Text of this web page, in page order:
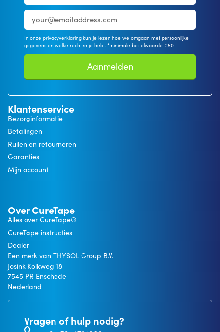
In onze privacyverklaring kun je lezen hoe we omgaan met persoonlijke
gegevens en welke rechten je hebt. *minimale bestelwaarde €50
Aanmelden
Klantenservice
Bezorginformatie
Betalingen
Ruilen en retourneren
Garanties
Mijn account
Over CureTape
Alles over CureTape®
CureTape instructies
Dealer
Een merk van THYSOL Group B.V.
Josink Kolkweg 18
7545 PR Enschede
Nederland
Vragen of hulp nodig?